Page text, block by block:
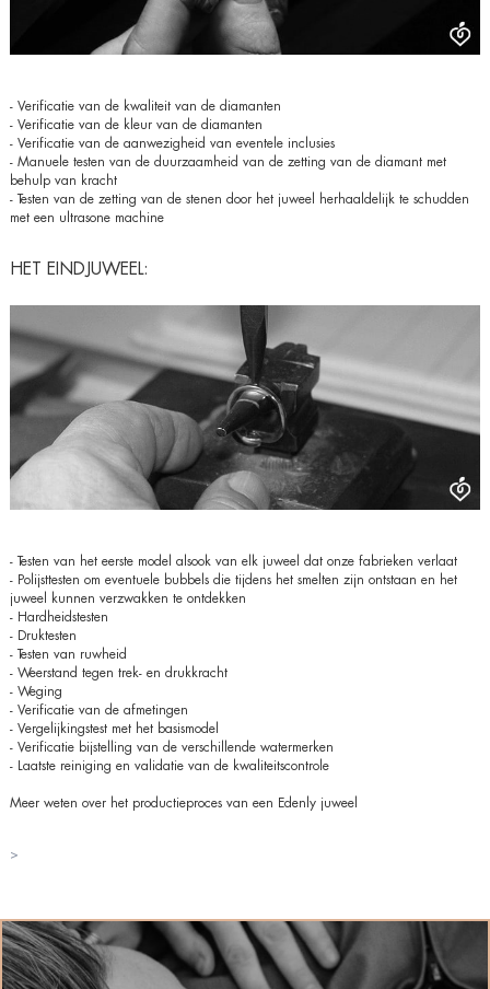
- Verificatie van de kwaliteit van de diamanten
- Verificatie van de kleur van de diamanten
- Verificatie van de aanwezigheid van eventele inclusies
- Manuele testen van de duurzaamheid van de zetting van de diamant met
behulp van kracht
- Testen van de zetting van de stenen door het juweel herhaaldelijk te schudden
met een ultrasone machine
HET EINDJUWEEL:
- Testen van het eerste model alsook van elk juweel dat onze fabrieken verlaat
- Polijsttesten om eventuele bubbels die tijdens het smelten zijn ontstaan en het
juweel kunnen verzwakken te ontdekken
- Hardheidstesten
- Druktesten
- Testen van ruwheid
- Weerstand tegen trek- en drukkracht
- Weging
- Verificatie van de afmetingen
- Vergelijkingstest met het basismodel
- Verificatie bijstelling van de verschillende watermerken
- Laatste reiniging en validatie van de kwaliteitscontrole
Meer weten over het productieproces van een Edenly juweel
>